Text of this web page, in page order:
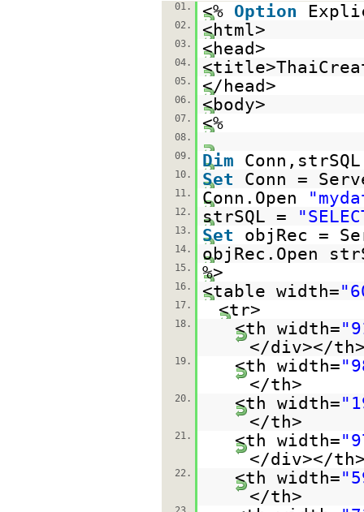
01. <% Option
02. <html>
03. <head>
04.
05. </head>
06. <body>
07. <%
08.
09.
Dim
10. Set Conn =
11. Conn.Open
12. strSQL =
13. Set objRec =
14. objRec.Open
15. %>
16. <table width=
17. <tr>
18. <th width=
</div></
19. <th width=
</th>
20. <th width=
</th>
21. <th width=
</div></
22. <th width=
</th>